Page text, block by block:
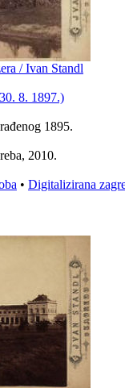
/ Ivan Standl
8. 1897.)
1895.
2010.
• Digitalizirana